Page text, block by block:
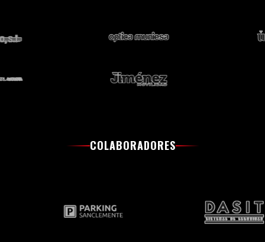
COLABORADORES